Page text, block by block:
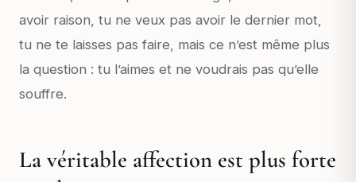
avoir raison, tu ne veux pas avoir le dernier mot,
tu ne te laisses pas faire, mais ce n’est même plus
la question : tu l’aimes et ne voudrais pas qu’elle
souffre.
La véritable affection est plus forte